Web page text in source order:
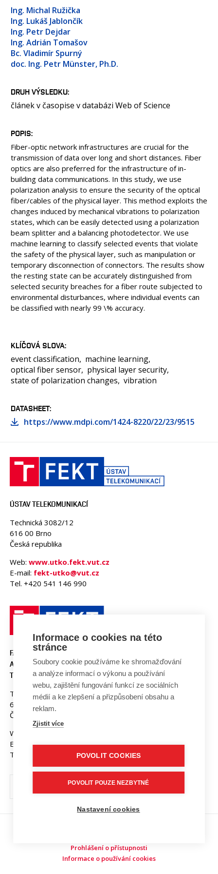
LABORATOŘE
MEDIA
KONTAKT
Ing. Michal Ružička
Ing. Lukáš Jablončík
Ing. Petr Dejdar
Ing. Adrián Tomašov
Bc. Vladimír Spurný
doc. Ing. Petr Münster, Ph.D.
DRUH VÝSLEDKU
článek v časopise v databázi Web of Science
POPIS
Fiber-optic network infrastructures are crucial for the
transmission of data over long and short distances. Fiber
optics are also preferred for the infrastructure of in-
building data communications. In this study, we use
polarization analysis to ensure the security of the optical
fiber/cables of the physical layer. This method exploits the
changes induced by mechanical vibrations to polarization
states, which can be easily detected using a polarization
beam splitter and a balancing photodetector. We use
machine learning to classify selected events that violate
the safety of the physical layer, such as manipulation or
temporary disconnection of connectors. The results show
the resting state can be accurately distinguished from
selected security breaches for a fiber route subjected to
environmental disturbances, where individual events can
be classified with nearly 99 \% accuracy.
KLÍČOVÁ SLOVA
event classification
machine learning
optical fiber sensor physical layer security
state of polarization changes vibration
DATASHEET
https://www.mdpi.com/1424-8220/22/23/9515
ÚSTAV TELEKOMUNIKACÍ
Technická 3082/12
616 00 Brno
Česká republika
Web: www.utko.fekt.vut.cz
E-mail: fekt-utko@vut.cz
Tel. +420 541 146 990
FAKULTA ELEKTROTECHNIKY
A KOMUNIKAČNÍCH
TECHNOLOGIÍ, VUT V BRNĚ
Technická 3058/10
616 00 Brno
Česká republika
Web:
E-mail:fekt-info@vut.cz
Tel: +420 541 141 111
Prohlášení o přístupnosti
Informace o používání cookies
Informace o cookies na této
stránce
Soubory cookie používáme ke shromažďování
a analýze informací o výkonu a používání
webu, zajištění fungování funkcí ze sociálních
médií a ke zlepšení a přizpůsobení obsahu a
reklam.
Zjistit více
POVOLIT COOKIES
POVOLIT POUZE NEZBYTNÉ
Nastavení cookies